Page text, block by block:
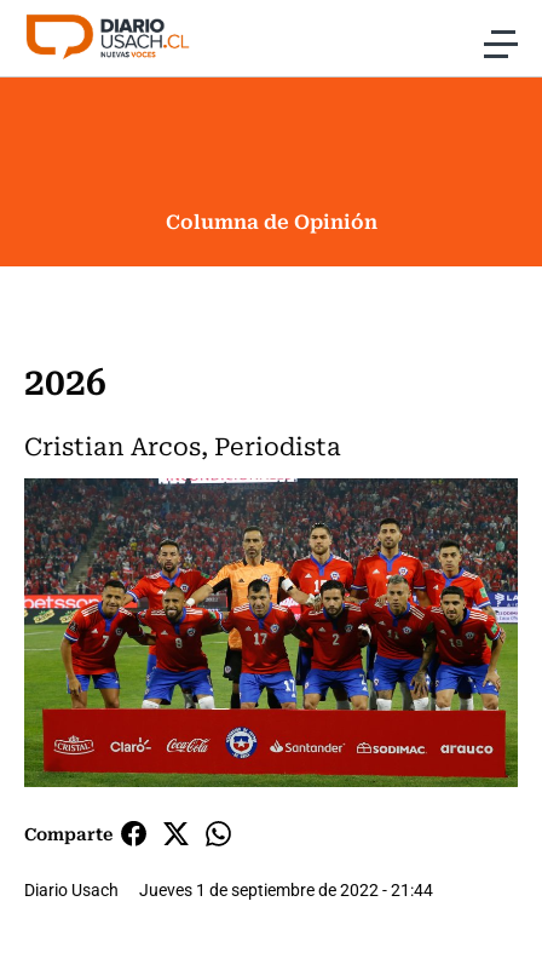
Click acá para ir directamente al contenido
Columna de Opinión
2026
Cristian Arcos, Periodista
Comparte
Diario Usach Jueves 1 de septiembre de 2022 - 21:44